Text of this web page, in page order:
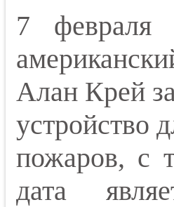
7 февраля
Алан Крей
устройство
пожаров, с
дата